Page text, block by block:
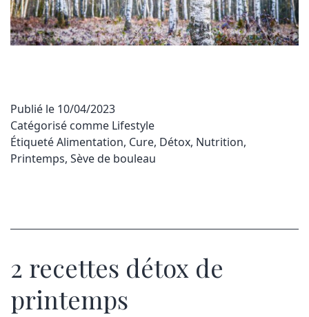
Publié le 10/04/2023
Catégorisé comme Lifestyle
ÉtiquetéAlimentation, Cure, Détox, Nutrition,
Printemps, Sève de bouleau
2 recettes détox de
printemps